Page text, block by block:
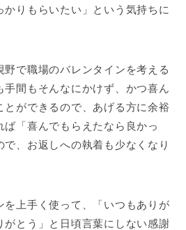
かりもらいたい」という気持ちに
野で職場のバレンタインを考える
手間もそんなにかけず、かつ喜ん
とができるので、あげる方に余裕
「喜んでもらえたなら良かっ
、お返しへの執着も少なくなり
を上手く使って、「いつもありが
がとう」と日頃言葉にしない感謝